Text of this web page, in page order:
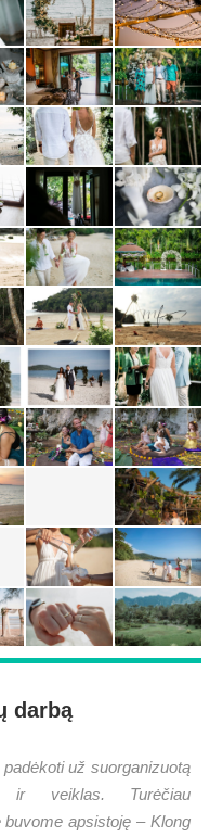
darbą
už suorganizuotą
ir veiklas. Turėčiau
apsistoję – Klong